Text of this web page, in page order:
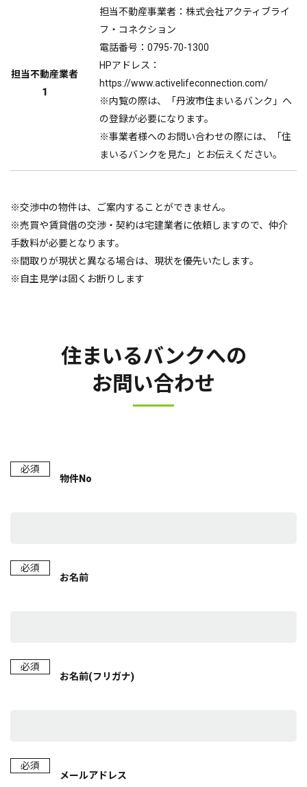
担当不動産業者
1
担当不動産事業者：株式会社アクティブライ
フ・コネクション
電話番号：0795-70-1300
HPアドレス：
https://www.activelifeconnection.com/
※内覧の際は、「丹波市住まいるバンク」へ
の登録が必要になります。
※事業者様へのお問い合わせの際には、「住
まいるバンクを見た」とお伝えください。
※交渉中の物件は、ご案内することができません。
※売買や賃貸借の交渉・契約は宅建業者に依頼しますので、仲介
手数料が必要となります。
※間取りが現状と異なる場合は、現状を優先いたします。
※自主見学は固くお断りします
住まいるバンクへの
お問い合わせ
必須
物件No
必須
お名前
必須
お名前(フリガナ)
必須
メールアドレス